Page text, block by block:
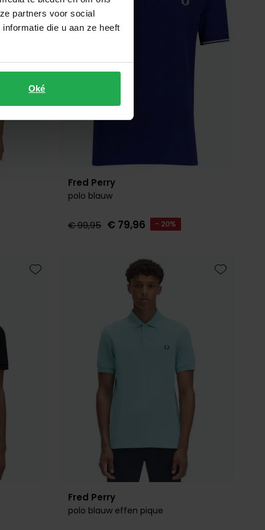
partners voor social
die u aan ze heeft
Oké
Fred Perry
polo blauw
€ 99,95 € 79,96 - 20%
Toevoegen aan favorieten
Fred Perry
polo blauw effen pique